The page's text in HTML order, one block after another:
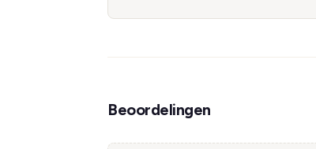
Beoordelingen